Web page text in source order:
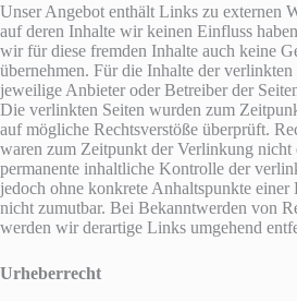
Unser Angebot enthält Links zu externen
auf deren Inhalte wir keinen Einfluss
wir für diese fremden Inhalte auch keine
übernehmen. Für die Inhalte der verlinkten
jeweilige Anbieter oder Betreiber der
Die verlinkten Seiten wurden zum
auf mögliche Rechtsverstöße überprüft.
waren zum Zeitpunkt der Verlinkung nicht
permanente inhaltliche Kontrolle der
jedoch ohne konkrete Anhaltspunkte einer
nicht zumutbar. Bei Bekanntwerden von
werden wir derartige Links umgehend
Urheberrecht